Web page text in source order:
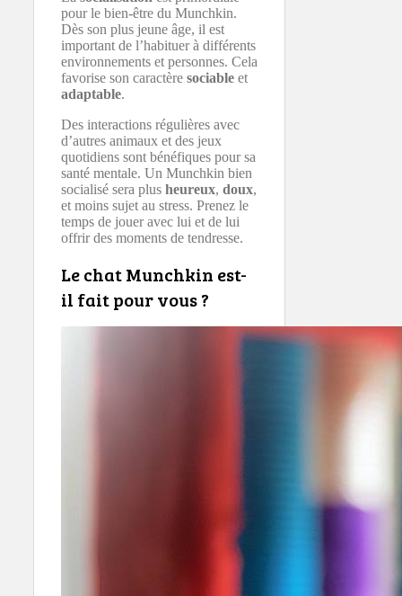
pour le bien-être du Munchkin.
Dès son plus jeune âge, il est
important de l’habituer à différents
environnements et personnes. Cela
favorise son caractère sociable et
adaptable.
Des interactions régulières avec
d’autres animaux et des jeux
quotidiens sont bénéfiques pour sa
santé mentale. Un Munchkin bien
socialisé sera plus heureux, doux,
et moins sujet au stress. Prenez le
temps de jouer avec lui et de lui
offrir des moments de tendresse.
Le chat Munchkin est-
il fait pour vous ?